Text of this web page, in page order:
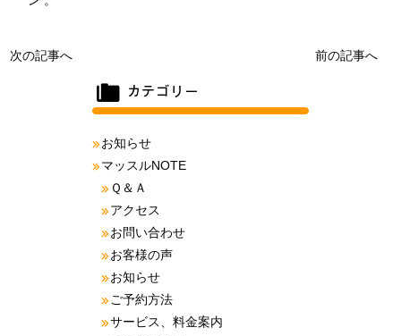
次の記事へ 前の記事へ
お知らせ
マッスルNOTE
Ｑ＆Ａ
アクセス
お問い合わせ
お客様の声
お知らせ
ご予約方法
サービス、料金案内